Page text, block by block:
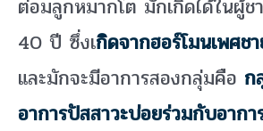
ต่อมลูกหมากโต มักเกิดได้ในผู้ช
40 ปี ซึ่งเกิดจากฮอร์โมนเพศช
และมักจะมีอาการสองกลุ่มคือ ก
อาการปัสสาวะบ่อยร่วมกับอาก